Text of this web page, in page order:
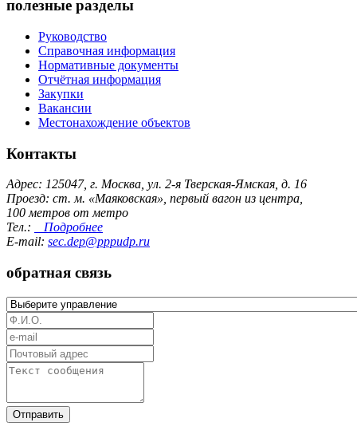
полезные разделы
Руководство
Справочная информация
Нормативные документы
Отчётная информация
Закупки
Вакансии
Местонахождение объектов
Контакты
Адрес: 125047, г. Москва, ул. 2-я Тверская-Ямская, д. 16
Проезд: ст. м. «Маяковская», первый вагон из центра,
100 метров от метро
Тел.:
Подробнее
E-mail: sec.dep@pppudp.ru
обратная связь
Отправить